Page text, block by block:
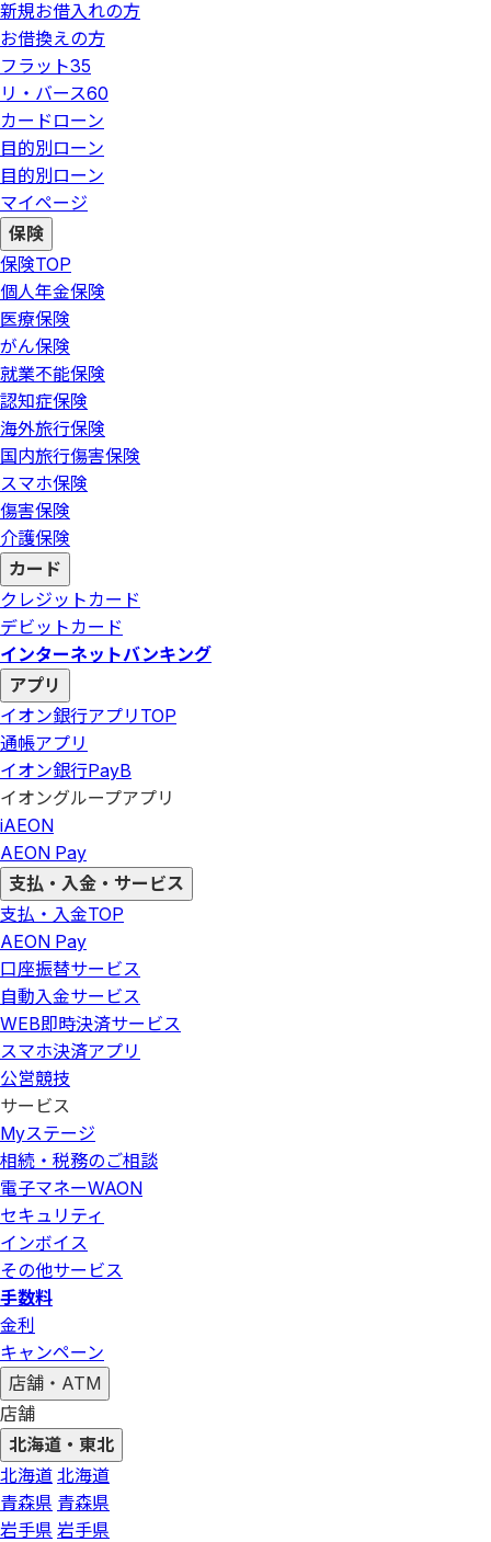
新規お借入れの方
お借換えの方
フラット35
リ・バース60
カードローン
目的別ローン
目的別ローン
マイページ
保険
保険TOP
個人年金保険
医療保険
がん保険
就業不能保険
認知症保険
海外旅行保険
国内旅行傷害保険
スマホ保険
傷害保険
介護保険
カード
クレジットカード
デビットカード
インターネットバンキング
アプリ
イオン銀行アプリ TOP
通帳アプリ
イオン銀行PayB
イオングループアプリ
iAEON
AEON Pay
支払・入金・サービス
支払・入金TOP
AEON Pay
口座振替サービス
自動入金サービス
WEB即時決済サービス
スマホ決済アプリ
公営競技
サービス
Myステージ
相続・税務のご相談
電子マネーWAON
セキュリティ
インボイス
その他サービス
手数料
金利
キャンペーン
店舗・ATM
店舗
北海道・東北
北海道 北海道
青森県 青森県
岩手県 岩手県